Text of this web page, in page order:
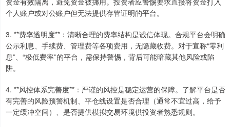
个人账户或对公账户但无法提供存管证明的平台。
3. **费率透明度**：清晰合理的费率结构是诚信体现。合规平台会明确
公示利息、手续费、管理费等各项费用，无隐藏收费。对于宣称“零利
息”、“极低费率”的平台，需保持警惕，背后可能暗藏其他风险或陷
阱。
4. **风控体系完善度**：严谨的风控是稳定运营的保障。了解平台是否
有完善的风险预警机制、平仓线设置是否合理（通常不宜过高，给予
一定缓冲空间）、是否提供模拟交易环境供投资者熟悉规则。